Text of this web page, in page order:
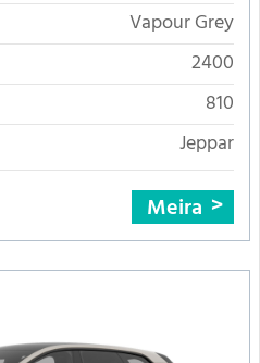
Vapour Grey
2400
810
Jeppar
Meira